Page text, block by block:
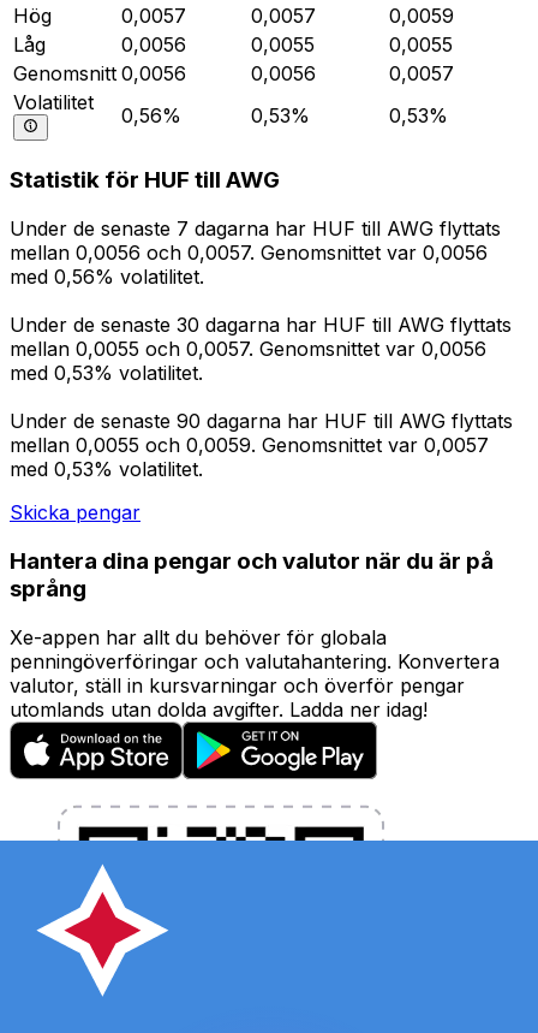
Hög
0,0057 0,0057
0,0059
Låg
0,0056 0,0055
0,0055
Genomsnitt 0,0056 0,0056
0,0057
Volatilitet
0,56% 0,53% 0,53%
Statistik för HUF till AWG
Under de senaste 7 dagarna har HUF till AWG flyttats
mellan 0,0056 och 0,0057. Genomsnittet var 0,0056
med 0,56% volatilitet.
Under de senaste 30 dagarna har HUF till AWG flyttats
mellan 0,0055 och 0,0057. Genomsnittet var 0,0056
med 0,53% volatilitet.
Under de senaste 90 dagarna har HUF till AWG flyttats
mellan 0,0055 och 0,0059. Genomsnittet var 0,0057
med 0,53% volatilitet.
Skicka pengar
Hantera dina pengar och valutor när du är på
språng
Xe-appen har allt du behöver för globala
penningöverföringar och valutahantering. Konvertera
valutor, ställ in kursvarningar och överför pengar
utomlands utan dolda avgifter. Ladda ner idag!